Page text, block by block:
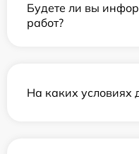
Будете ли вы
работ?
На каких условиях